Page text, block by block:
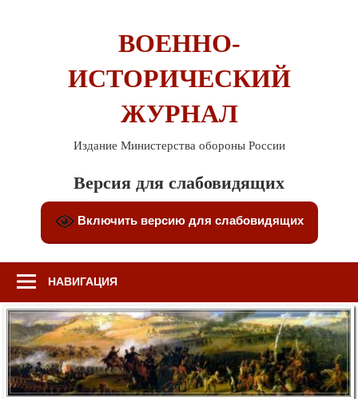
ВОЕННО-
ИСТОРИЧЕСКИЙ
ЖУРНАЛ
Издание Министерства обороны России
Версия для слабовидящих
Включить версию для слабовидящих
НАВИГАЦИЯ